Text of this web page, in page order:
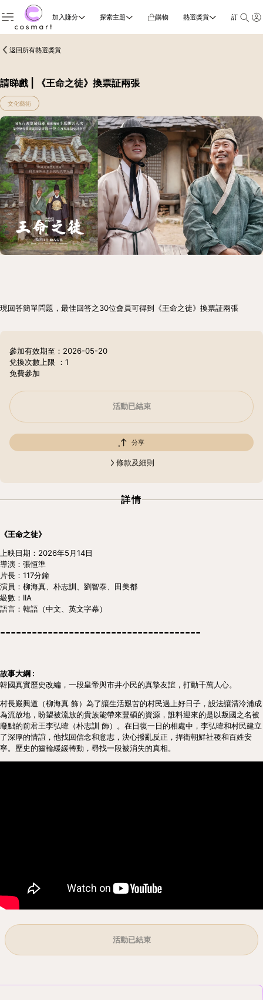
加入賺分 探索主題 購物 熱選獎賞 訂閱雜誌
返回所有熱選獎賞
請睇戲 | 《王命之徒》換票証兩張
文化藝術
參加有效期至：2026-05-20
兌換次數上限
：1
免費參加
活動已結束
分享
條款及細則
現回答簡單問題，最佳回答之30位會員可得到《王命之徒》換票証兩張
詳情
《王命之徒》
上映日期：2026年5月14日
導演：張恒準
片長：117分鐘
演員：柳海真、朴志訓、劉智泰、田美都
級數：IIA
語言：韓語（中文、英文字幕）
--------------------------------------
故事大綱 :
韓國真實歷史改編，一段皇帝與市井小民的真摯友誼，打動千萬人心。
村長嚴興道（柳海真 飾）為了讓生活艱苦的村民過上好日子，設法讓清泠浦成
為流放地，盼望被流放的貴族能帶來豐碩的資源，誰料迎來的是以叛國之名被
廢黜的前君王李弘暐（朴志訓 飾）。在日復一日的相處中，李弘暐和村民建立
了深厚的情誼，他找回信念和意志，決心撥亂反正，捍衛朝鮮社稷和百姓安
寧。歷史的齒輪緩緩轉動，尋找一段被消失的真相。
活動已結束